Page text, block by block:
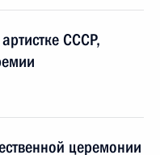
СССР,
церемонии